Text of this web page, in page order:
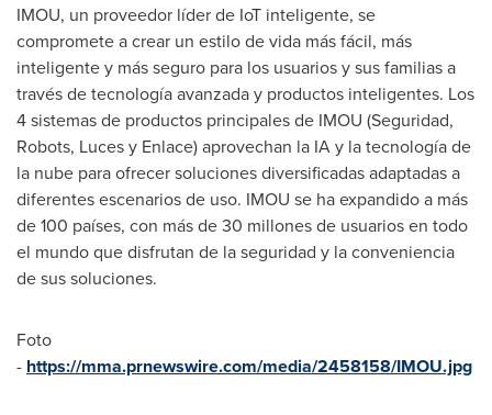
IMOU, un proveedor líder de IoT inteligente, se
compromete a crear un estilo de vida más fácil, más
inteligente y más seguro para los usuarios y sus familias a
través de tecnología avanzada y productos inteligentes. Los
4 sistemas de productos principales de IMOU (Seguridad,
Robots, Luces y Enlace) aprovechan la IA y la tecnología de
la nube para ofrecer soluciones diversificadas adaptadas a
diferentes escenarios de uso. IMOU se ha expandido a más
de 100 países, con más de 30 millones de usuarios en todo
el mundo que disfrutan de la seguridad y la conveniencia
de sus soluciones.
Foto
- https://mma.prnewswire.com/media/2458158/IMOU.jpg